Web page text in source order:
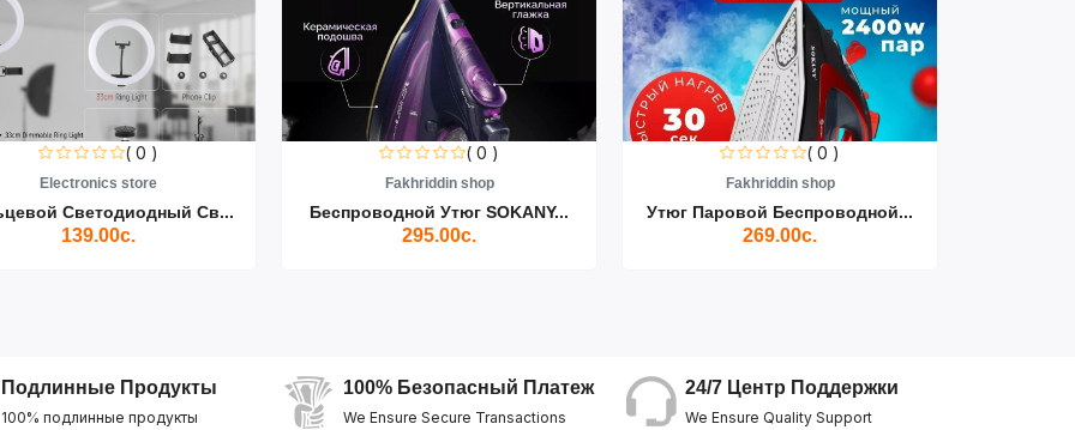
( 0 )
Electronics store
Светодиодный Св...
139.00с.
( 0 )
Fakhriddin shop
Беспроводной Утюг SOKANY...
295.00с.
( 0 )
Fakhriddin shop
Утюг Паровой Беспроводной...
269.00с.
Подлинные Продукты
100% подлинные продукты
100% Безопасный Платеж
We Ensure Secure Transactions
24/7 Центр Поддержки
We Ensure Quality Support